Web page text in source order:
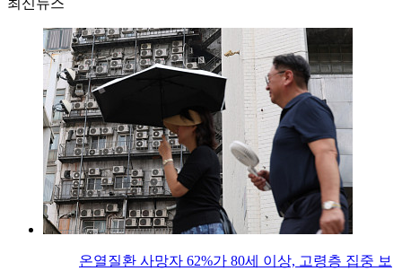
최신뉴스
온열질환 사망자 62%가 80세 이상, 고령층 집중 보